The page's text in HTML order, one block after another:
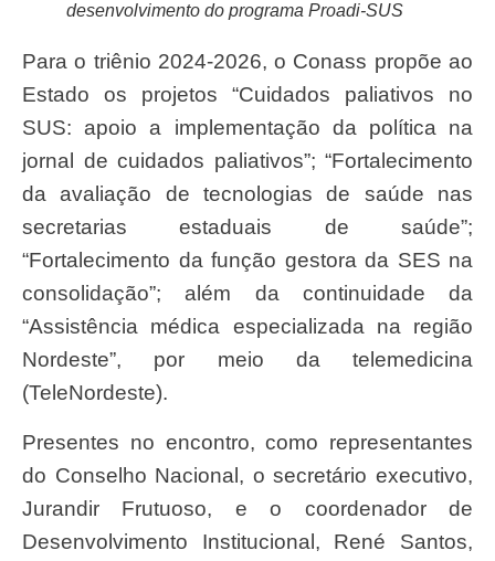
desenvolvimento do programa Proadi-SUS
Para o triênio 2024-2026, o Conass propõe ao
Estado os projetos “Cuidados paliativos no
SUS: apoio a implementação da política na
jornal de cuidados paliativos”; “Fortalecimento
da avaliação de tecnologias de saúde nas
secretarias estaduais de saúde”;
“Fortalecimento da função gestora da SES na
consolidação”; além da continuidade da
“Assistência médica especializada na região
Nordeste”, por meio da telemedicina
(TeleNordeste).
Presentes no encontro, como representantes
do Conselho Nacional, o secretário executivo,
Jurandir Frutuoso, e o coordenador de
Desenvolvimento Institucional, René Santos,